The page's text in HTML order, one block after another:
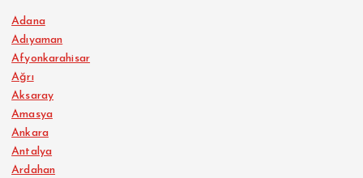
Adana
Adıyaman
Afyonkarahisar
Ağrı
Aksaray
Amasya
Ankara
Antalya
Ardahan